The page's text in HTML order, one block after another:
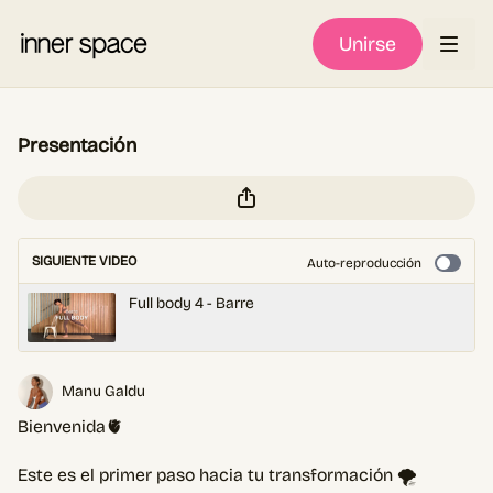
Unirse
Presentación
SIGUIENTE VIDEO Auto-reproducción
Full body 4 - Barre
Manu Galdu
Bienvenida🫀
Este es el primer paso hacia tu transformación 🌪️